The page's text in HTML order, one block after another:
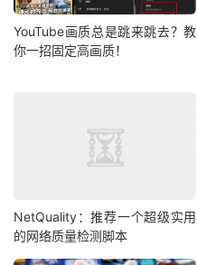
YouTube画质总是跳来跳去？教
你一招固定高画质！
NetQuality：推荐一个超级实用
的网络质量检测脚本